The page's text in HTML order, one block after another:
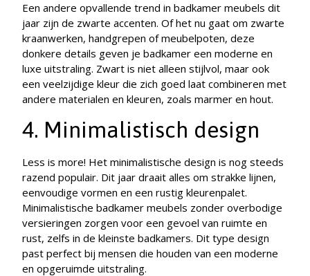
Een andere opvallende trend in badkamer meubels dit
jaar zijn de zwarte accenten. Of het nu gaat om zwarte
kraanwerken, handgrepen of meubelpoten, deze
donkere details geven je badkamer een moderne en
luxe uitstraling. Zwart is niet alleen stijlvol, maar ook
een veelzijdige kleur die zich goed laat combineren met
andere materialen en kleuren, zoals marmer en hout.
4. Minimalistisch design
Less is more! Het minimalistische design is nog steeds
razend populair. Dit jaar draait alles om strakke lijnen,
eenvoudige vormen en een rustig kleurenpalet.
Minimalistische badkamer meubels zonder overbodige
versieringen zorgen voor een gevoel van ruimte en
rust, zelfs in de kleinste badkamers. Dit type design
past perfect bij mensen die houden van een moderne
en opgeruimde uitstraling.